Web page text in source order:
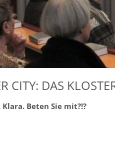
CITY: DAS
Beten Sie mit?!?